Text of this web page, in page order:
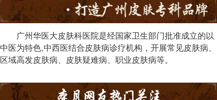
广州华医大皮肤科医院是经国家卫生部门批准成立的以
中医为特色,中西医结合皮肤病诊疗机构，开展常见皮肤病、
区域高发皮肤病、皮肤疑难病、职业皮肤病等。